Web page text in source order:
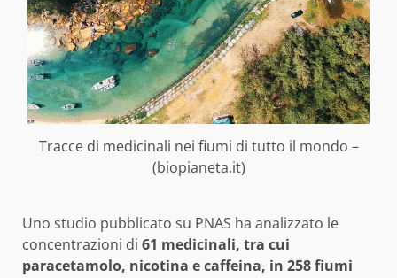
Tracce di medicinali nei fiumi di tutto il mondo –
(biopianeta.it)
Uno studio pubblicato su PNAS ha analizzato le
concentrazioni di 61 medicinali, tra cui
paracetamolo, nicotina e caffeina, in 258 fiumi